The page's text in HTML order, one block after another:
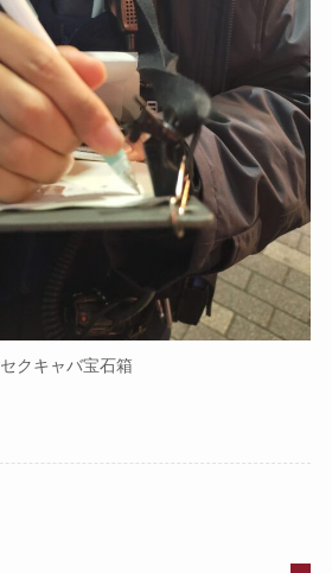
セクキャバ宝石箱